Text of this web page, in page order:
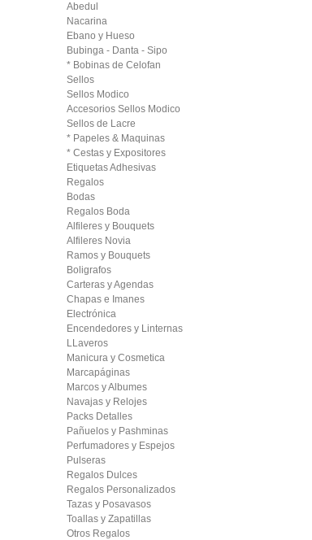
Abedul
Nacarina
Ebano y Hueso
Bubinga - Danta - Sipo
* Bobinas de Celofan
Sellos
Sellos Modico
Accesorios Sellos Modico
Sellos de Lacre
* Papeles & Maquinas
* Cestas y Expositores
Etiquetas Adhesivas
Regalos
Bodas
Regalos Boda
Alfileres y Bouquets
Alfileres Novia
Ramos y Bouquets
Boligrafos
Carteras y Agendas
Chapas e Imanes
Electrónica
Encendedores y Linternas
LLaveros
Manicura y Cosmetica
Marcapáginas
Marcos y Albumes
Navajas y Relojes
Packs Detalles
Pañuelos y Pashminas
Perfumadores y Espejos
Pulseras
Regalos Dulces
Regalos Personalizados
Tazas y Posavasos
Toallas y Zapatillas
Otros Regalos